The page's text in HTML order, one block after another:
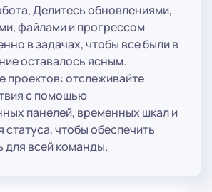
Делитесь обновлениями,
файлами и прогрессом
в задачах, чтобы все были в
оставалось ясным.
проектов: отслеживайте
с помощью
панелей, временных шкал и
чтобы обеспечить
для всей команды.